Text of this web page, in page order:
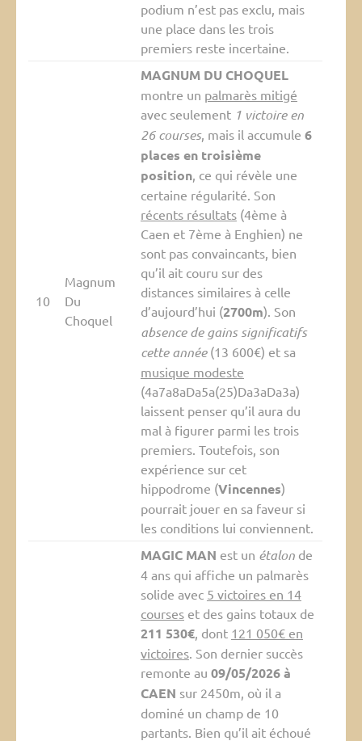
podium n’est pas exclu, mais
une place dans les trois
premiers reste incertaine.
10
Magnum
Du
Choquel
MAGNUM DU CHOQUEL
montre un palmarès mitigé
avec seulement 1 victoire en
26 courses, mais il accumule 6
places en troisième
position, ce qui révèle une
certaine régularité. Son
récents résultats(4ème à
Caen et 7ème à Enghien) ne
sont pas convaincants, bien
qu’il ait couru sur des
distances similaires à celle
d’aujourd’hui (2700m). Son
absence de gains significatifs
cette année(13 600€) et sa
musique modeste
(4a7a8aDa5a(25)Da3aDa3a)
laissent penser qu’il aura du
mal à figurer parmi les trois
premiers. Toutefois, son
expérience sur cet
hippodrome (Vincennes)
pourrait jouer en sa faveur si
les conditions lui conviennent.
MAGIC MAN est un étalonde
4 ans qui affiche un palmarès
solide avec 5 victoires en 14
courseset des gains totaux de
211 530€, dont 121 050€ en
victoires. Son dernier succès
remonte au 09/05/2026 à
CAEN sur 2450m, où il a
dominé un champ de 10
partants. Bien qu’il ait échoué